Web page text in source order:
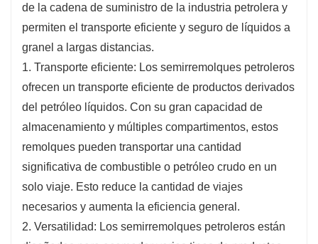
emergencia, sistemas de protección contra
sobrellenado y sistemas de estabilidad
antivuelco. Estas características minimizan el
riesgo de accidentes, derrames y daños
ambientales.
4. Durabilidad: Los semirremolques petroleros
están construidos con acero de alta calidad, lo
que garantiza su durabilidad y longevidad.
Están diseñados para soportar las exigentes
incluidas las inclemencias del tiempo y las
carreteras en mal estado.
de la cadena de suministro de la industria petrolera y
permiten el transporte eficiente y seguro de líquidos a
granel a largas distancias.
1. Transporte eficiente: Los semirremolques petroleros
ofrecen un transporte eficiente de productos derivados
del petróleo líquidos. Con su gran capacidad de
almacenamiento y múltiples compartimentos, estos
remolques pueden transportar una cantidad
significativa de combustible o petróleo crudo en un
solo viaje. Esto reduce la cantidad de viajes
necesarios y aumenta la eficiencia general.
2. Versatilidad: Los semirremolques petroleros están